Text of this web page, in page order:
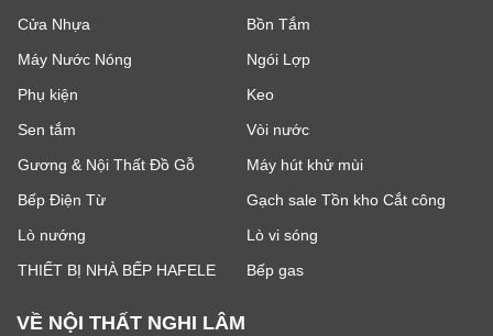
Cửa Nhựa
Bồn Tắm
Máy Nước Nóng
Ngói Lợp
Phụ kiện
Keo
Sen tắm
Vòi nước
Gương & Nội Thất Đồ Gỗ
Máy hút khử mùi
Bếp Điện Từ
Gạch sale Tồn kho Cắt công
Lò nướng
Lò vi sóng
THIẾT BỊ NHÀ BẾP HAFELE
Bếp gas
VỀ NỘI THẤT NGHI LÂM